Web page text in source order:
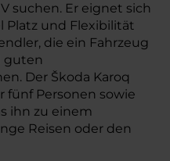
suchen. Er eignet sich
Platz und Flexibilität
die ein Fahrzeug
guten
Der Škoda Karoq
fünf Personen sowie
ihn zu einem
Reisen oder den